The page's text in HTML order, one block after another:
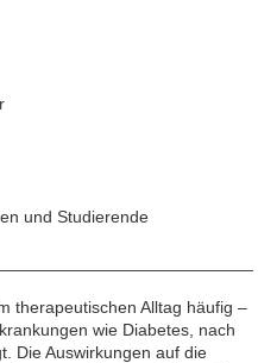
und Studierende
therapeutischen Alltag häufig –
wie Diabetes, nach
Die Auswirkungen auf die